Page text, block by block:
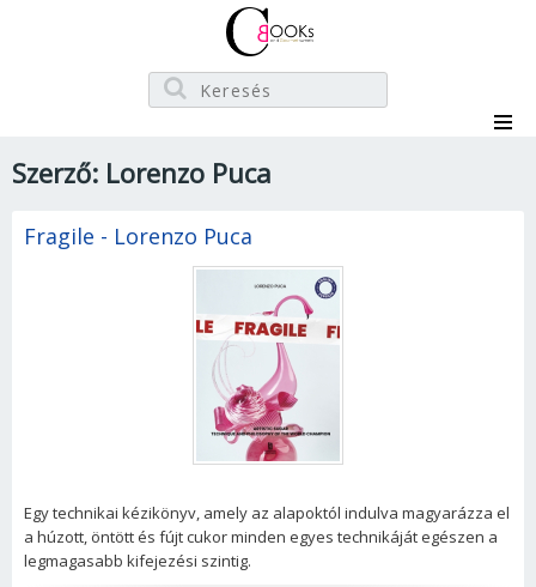
Szerző: Lorenzo Puca
Fragile - Lorenzo Puca
Egy technikai kézikönyv, amely az alapoktól indulva magyarázza el
a húzott, öntött és fújt cukor minden egyes technikáját egészen a
legmagasabb kifejezési szintig.